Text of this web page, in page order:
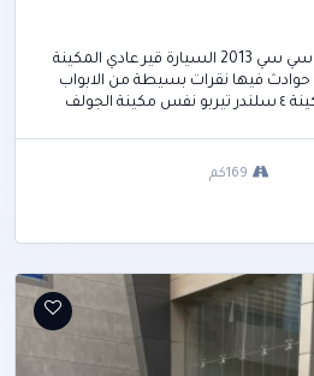
للبيع فولكس واجن باسات سي سي 2013 السيارة قير عادي المكينة
حوادث فيها نقرات بسيطة من الابواب
الممشى 169 الف فقط المكينة ٤ سلندر تيربو نفس مكينة الجولف
ساوند سيستم 10 سماعات جميع الصيانات الدورية و تغير الزيوت و
169كم